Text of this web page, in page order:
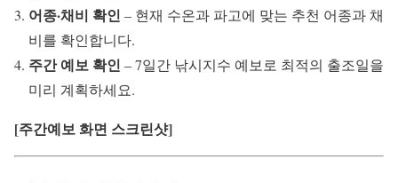
어종·채비 확인 – 현재 수온과 파고에 맞는 추천 어종과 채
비를 확인합니다.
주간 예보 확인 – 7일간 낚시지수 예보로 최적의 출조일을
미리 계획하세요.
[주간예보 화면 스크린샷]